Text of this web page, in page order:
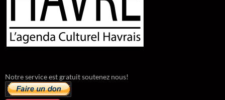
Notre service est gratuit soutenez nous!